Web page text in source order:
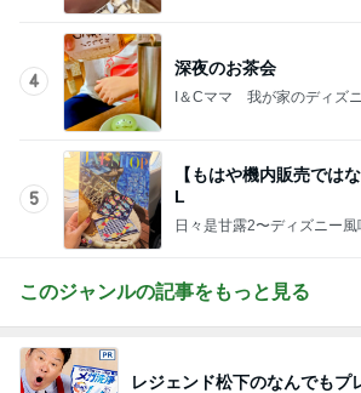
このジャンルの記事をもっと見る
レジェンド松下のなんでもプ
Amebaトピックス 16時間前
Amebaトピックス 1日前
大阪と比べ濃いと感じた丸亀